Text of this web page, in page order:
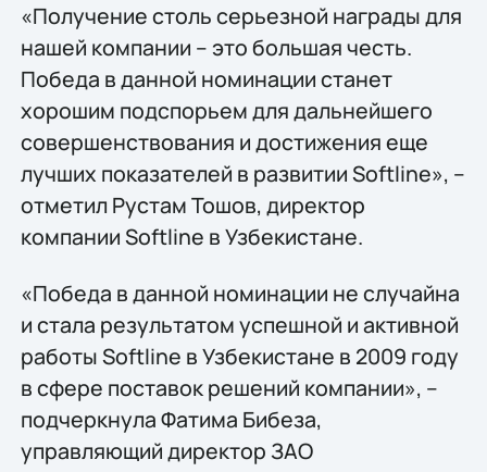
«Получение столь серьезной награды для
нашей компании – это большая честь.
Победа в данной номинации станет
хорошим подспорьем для дальнейшего
совершенствования и достижения еще
лучших показателей в развитии Softline», –
отметил Рустам Тошов, директор
компании Softline в Узбекистане.
«Победа в данной номинации не случайна
и стала результатом успешной и активной
работы Softline в Узбекистане в 2009 году
в сфере поставок решений компании», –
подчеркнула Фатима Бибеза,
управляющий директор ЗАО